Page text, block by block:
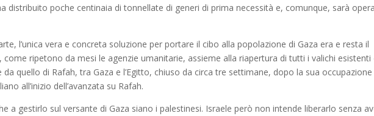
distribuito poche centinaia di tonnellate di generi di prima necessità e, comunque, sarà
l’unica vera e concreta soluzione per portare il cibo alla popolazione di Gaza era e resta il
ripetono da mesi le agenzie umanitarie, assieme alla riapertura di tutti i valichi esistenti
da quello di Rafah, tra Gaza e l’Egitto, chiuso da circa tre settimane, dopo la sua
all’inizio dell’avanzata su Rafah.
a gestirlo sul versante di Gaza siano i palestinesi. Israele però non intende liberarlo senza